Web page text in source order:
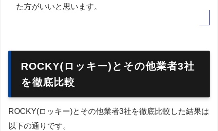
た方がいいと思います。
ROCKY(ロッキー)とその他業者3社
を徹底比較
ROCKY(ロッキー)とその他業者3社を徹底比較した結果は
以下の通りです。